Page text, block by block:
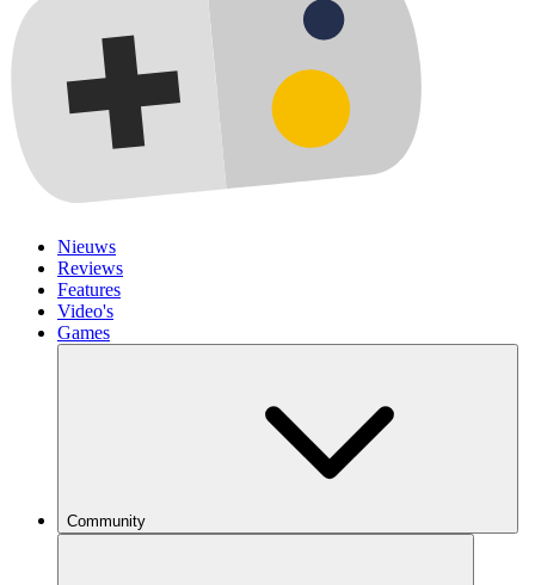
Nieuws
Reviews
Features
Video's
Games
Community